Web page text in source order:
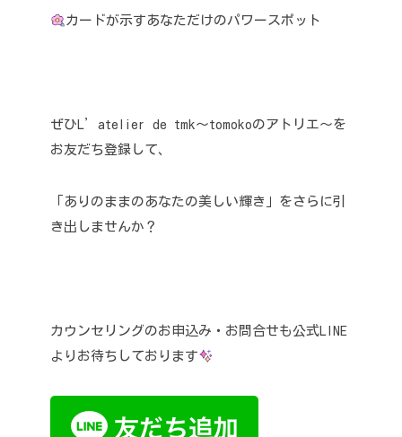
カードが示すあなただけのパワースポット
ぜひL’atelier de tmk〜tomokoのアトリエ〜を
お友だち登録して、
「ありのままのあなたの美しい輝き」をさらに引
き出しませんか？
カウンセリングのお申込み・お問合せも公式LINE
よりお待ちしております